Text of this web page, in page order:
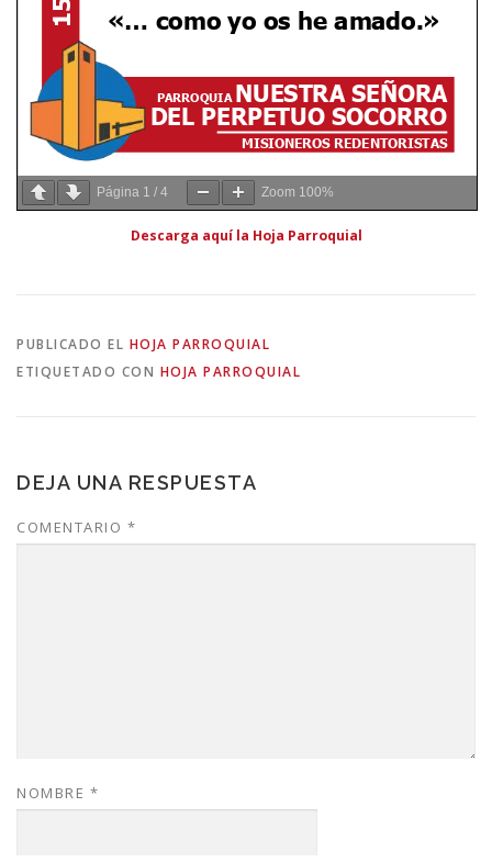
Página 1 / 4 Zoom 100%
Descarga aquí la Hoja Parroquial
PUBLICADO EL HOJA PARROQUIAL
ETIQUETADO CON HOJA PARROQUIAL
DEJA UNA RESPUESTA
COMENTARIO *
NOMBRE *